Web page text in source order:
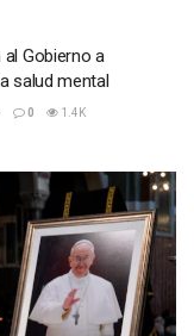
Gobierno a
salud mental
0 1.4K